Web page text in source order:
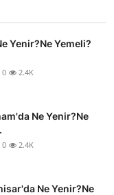
Yenir?Ne Yemeli?
0 2.4K
Ne Yenir?Ne
0 2.4K
Ne Yenir?Ne